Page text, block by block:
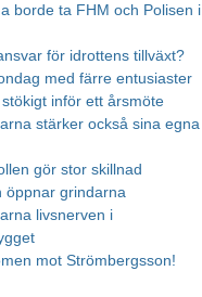
borde ta FHM och Polisen i
för idrottens tillväxt?
med färre entusiaster
inför ett årsmöte
stärker också sina egna
gör stor skillnad
öppnar grindarna
livsnerven i
mot Strömbergsson!